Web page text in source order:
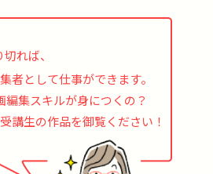
れば、
者として仕事ができます。
編集スキルが身につくの？
講生の作品を御覧ください！